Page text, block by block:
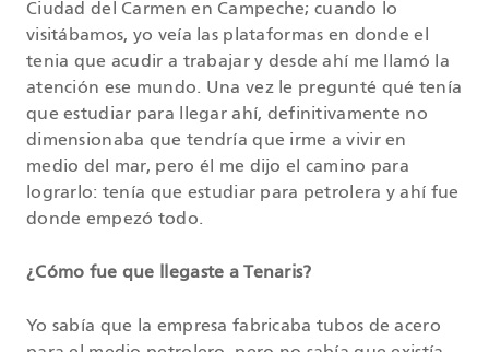
Ciudad del Carmen en Campeche; cuando lo
visitábamos, yo veía las plataformas en donde el
tenia que acudir a trabajar y desde ahí me llamó la
atención ese mundo. Una vez le pregunté qué tenía
que estudiar para llegar ahí, definitivamente no
dimensionaba que tendría que irme a vivir en
medio del mar, pero él me dijo el camino para
lograrlo: tenía que estudiar para petrolera y ahí fue
donde empezó todo.
¿Cómo fue que llegaste a Tenaris?
Yo sabía que la empresa fabricaba tubos de acero